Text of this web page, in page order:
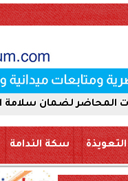
سلامة الأغذية بجرجا
التعويذة سكة الندامة